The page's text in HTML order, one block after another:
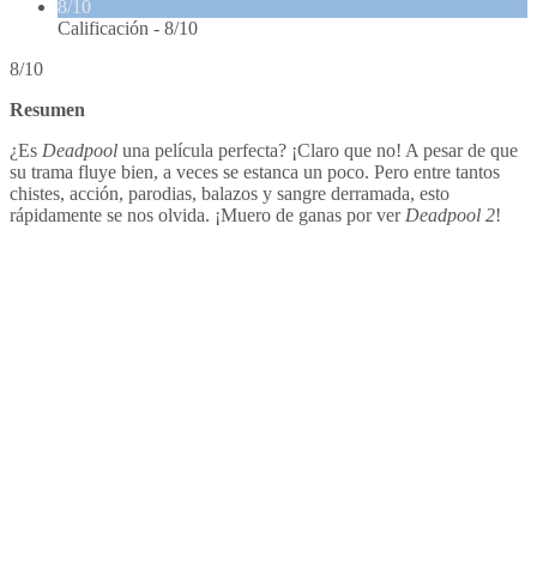
8/10
Calificación - 8/10
8/10
Resumen
¿Es Deadpool una película perfecta? ¡Claro que no! A pesar de que
su trama fluye bien, a veces se estanca un poco. Pero entre tantos
chistes, acción, parodias, balazos y sangre derramada, esto
rápidamente se nos olvida. ¡Muero de ganas por verDeadpool 2!